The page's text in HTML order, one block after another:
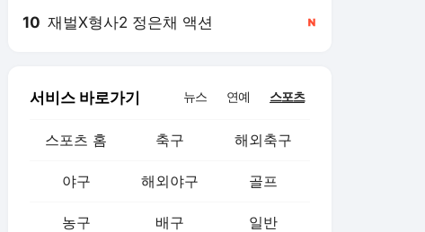
10 재벌X형사2 정은채 액션
서비스 바로가기 뉴스 연예 스포츠
스포츠 홈 축구 해외축구
야구 해외야구 골프
농구 배구 일반